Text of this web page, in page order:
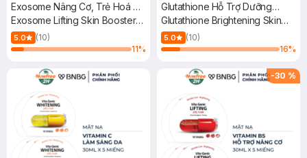
Exosome Nâng Cơ, Trẻ Hoá Da
30ml
Exosome Lifting Skin Booster
Mask
5.0
(10)
11%
Glutathione Hỗ Trợ Dưỡng
Sáng Da 30ml
Glutathione Brightening Skin
Booster Mask
5.0
(10)
16%
-30 %